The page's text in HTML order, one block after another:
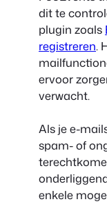
dit te
plugin zoals
registreren.
ervoor
verwacht.
Als je e-
spam- of
enkele